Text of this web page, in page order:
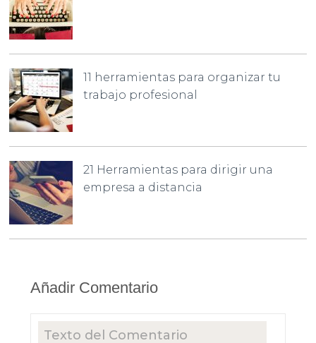
11 herramientas para organizar tu
trabajo profesional
21 Herramientas para dirigir una
empresa a distancia
Añadir Comentario